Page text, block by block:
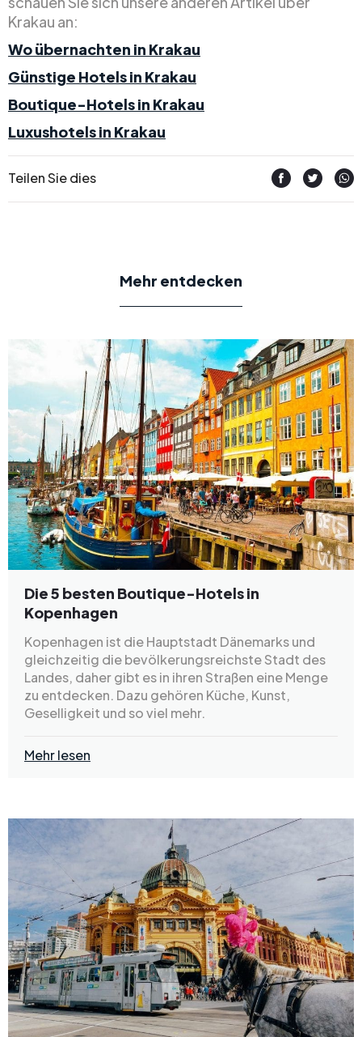
Krakau an:
Wo übernachten in Krakau
Günstige Hotels in Krakau
Boutique-Hotels in Krakau
Luxushotels in Krakau
Teilen Sie dies
Mehr entdecken
Die 5 besten Boutique-Hotels in
Kopenhagen
Kopenhagen ist die Hauptstadt Dänemarks und
gleichzeitig die bevölkerungsreichste Stadt des
Landes, daher gibt es in ihren Straßen eine Menge
zu entdecken. Dazu gehören Küche, Kunst,
Geselligkeit und so viel mehr.
Mehr lesen